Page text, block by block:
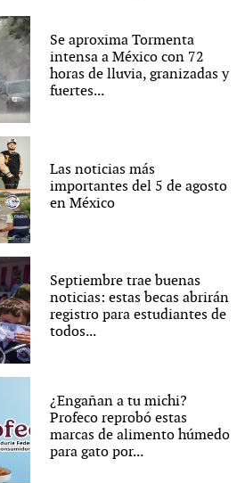
Se aproxima Tormenta
intensa a México con 72
horas de lluvia, granizadas y
fuertes...
Las noticias más
importantes del 5 de agosto
en México
Septiembre trae buenas
noticias: estas becas abrirán
registro para estudiantes de
todos...
¿Engañan a tu michi?
Profeco reprobó estas
marcas de alimento húmedo
para gato por...